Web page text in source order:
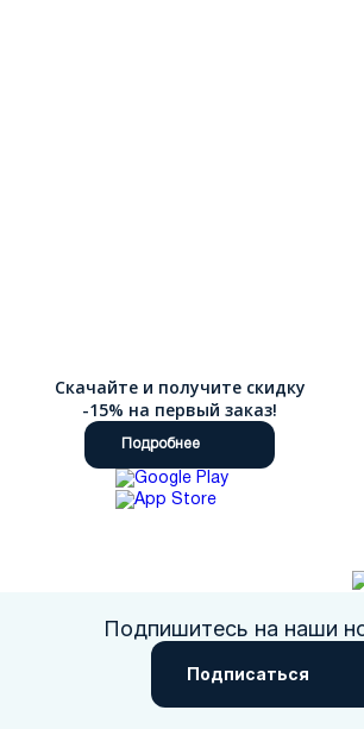
Скачайте и получите скидку
-15% на первый заказ!
Подробнее
Подпишитесь на наши
Подписаться